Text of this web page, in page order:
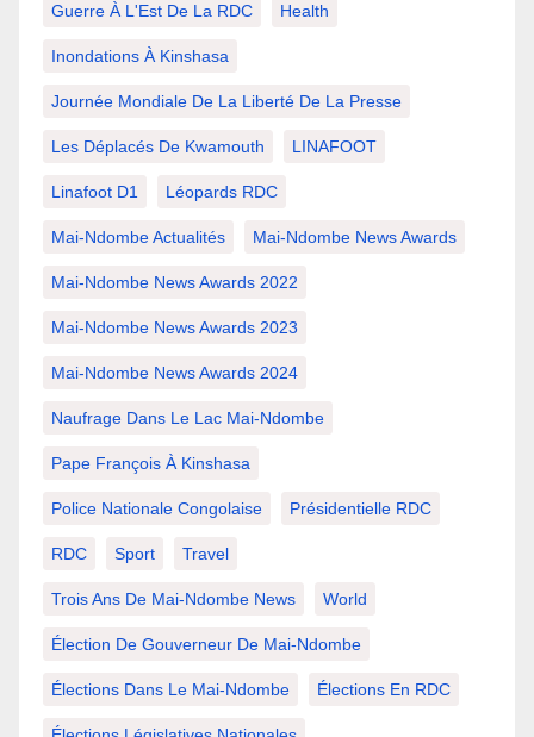
Guerre À L'Est De La RDC Health
Inondations À Kinshasa
Journée Mondiale De La Liberté De La Presse
Les Déplacés De Kwamouth LINAFOOT
Linafoot D1 Léopards RDC
Mai-Ndombe Actualités Mai-Ndombe News Awards
Mai-Ndombe News Awards 2022
Mai-Ndombe News Awards 2023
Mai-Ndombe News Awards 2024
Naufrage Dans Le Lac Mai-Ndombe
Pape François À Kinshasa
Police Nationale Congolaise Présidentielle RDC
RDC Sport Travel
Trois Ans De Mai-Ndombe News World
Élection De Gouverneur De Mai-Ndombe
Élections Dans Le Mai-Ndombe Élections En RDC